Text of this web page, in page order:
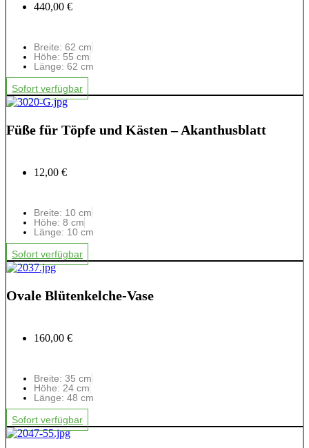
440,00 €
Breite: 62 cm
Höhe: 55 cm
Länge: 62 cm
Sofort verfügbar
Füße für Töpfe und Kästen – Akanthusblatt
12,00 €
Breite: 10 cm
Höhe: 8 cm
Länge: 10 cm
Sofort verfügbar
Ovale Blütenkelche-Vase
160,00 €
Breite: 35 cm
Höhe: 24 cm
Länge: 48 cm
Sofort verfügbar